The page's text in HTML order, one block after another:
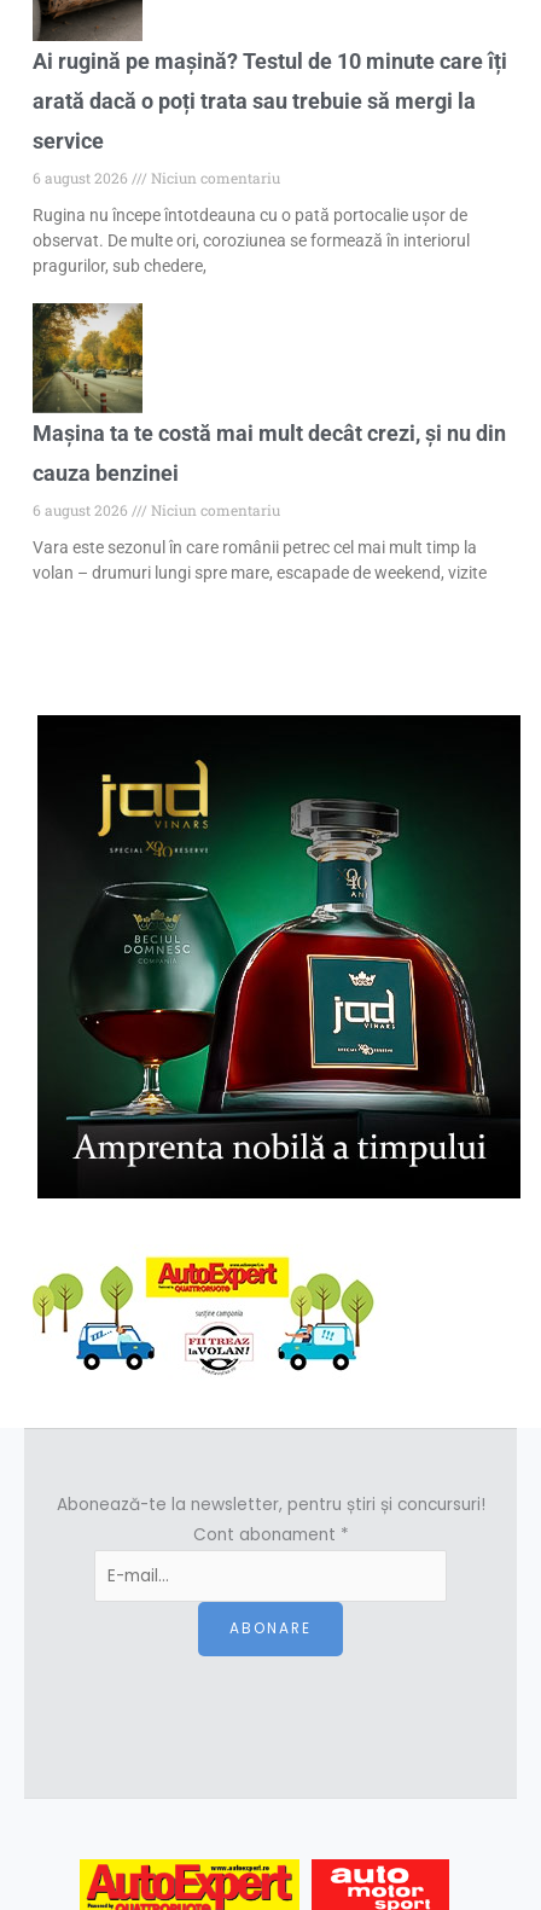
Ai rugină pe mașină? Testul de 10 minute care îți
arată dacă o poți trata sau trebuie să mergi la
service
6 august 2026
Niciun comentariu
Rugina nu începe întotdeauna cu o pată portocalie ușor de
observat. De multe ori, coroziunea se formează în interiorul
pragurilor, sub chedere,
Mașina ta te costă mai mult decât crezi, și nu din
cauza benzinei
6 august 2026
Niciun comentariu
Vara este sezonul în care românii petrec cel mai mult timp la
volan – drumuri lungi spre mare, escapade de weekend, vizite
Abonează-te la newsletter, pentru știri și concursuri!
Cont abonament *
ABONARE